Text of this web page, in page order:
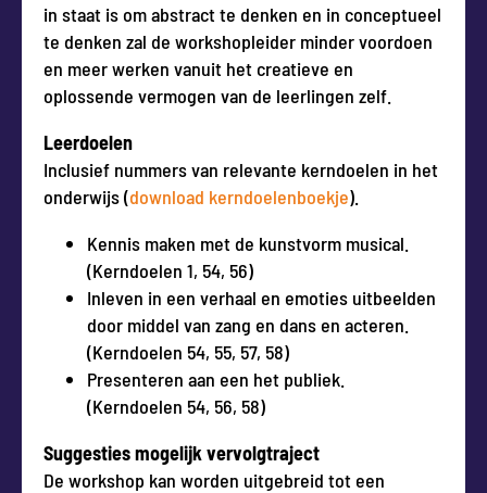
in staat is om abstract te denken en in conceptueel
te denken zal de workshopleider minder voordoen
en meer werken vanuit het creatieve en
oplossende vermogen van de leerlingen zelf.
Leerdoelen
Inclusief nummers van relevante kerndoelen in het
onderwijs (download kerndoelenboekje).
Kennis maken met de kunstvorm musical.
(Kerndoelen 1, 54, 56)
Inleven in een verhaal en emoties uitbeelden
door middel van zang en dans en acteren.
(Kerndoelen 54, 55, 57, 58)
Presenteren aan een het publiek.
(Kerndoelen 54, 56, 58)
Suggesties mogelijk vervolgtraject
De workshop kan worden uitgebreid tot een